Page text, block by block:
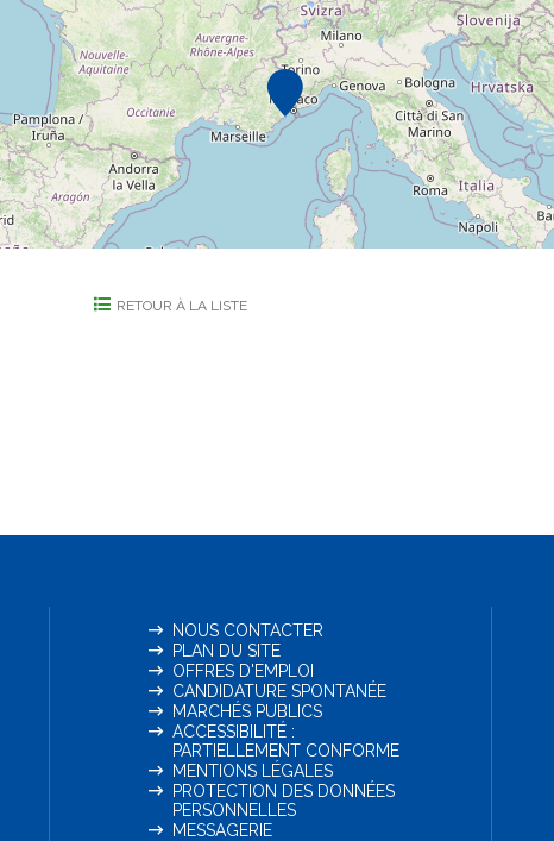
RETOUR À LA LISTE
NOUS CONTACTER
PLAN DU SITE
OFFRES D'EMPLOI
CANDIDATURE SPONTANÉE
MARCHÉS PUBLICS
ACCESSIBILITÉ :
PARTIELLEMENT CONFORME
MENTIONS LÉGALES
PROTECTION DES DONNÉES
PERSONNELLES
MESSAGERIE